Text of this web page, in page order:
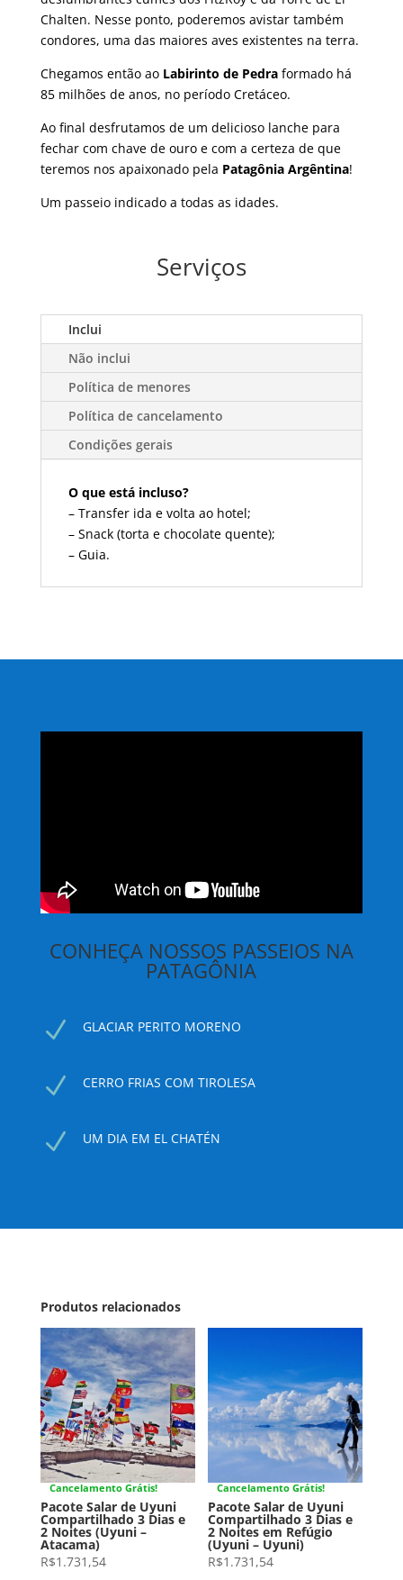
Chalten. Nesse ponto, poderemos avistar também
condores, uma das maiores aves existentes na terra.
Chegamos então ao Labirinto de Pedraformado há
85 milhões de anos, no período Cretáceo.
Ao final desfrutamos de um delicioso lanche para
fechar com chave de ouro e com a certeza de que
teremos nos apaixonado pela Patagônia Argêntina!
Um passeio indicado a todas as idades.
Serviços
Inclui
Não inclui
Política de menores
Política de cancelamento
Condições gerais
O que está incluso?
– Transfer ida e volta ao hotel;
– Snack (torta e chocolate quente);
– Guia.
CONHEÇA NOSSOS PASSEIOS NA
PATAGÔNIA
N GLACIAR PERITO MORENO
N CERRO FRIAS COM TIROLESA
N UM DIA EM EL CHATÉN
Produtos relacionados
Cancelamento Grátis!
Pacote Salar de Uyuni
Compartilhado 3 Dias e
2 Noites (Uyuni –
Atacama)
R$1.731,54
Cancelamento Grátis!
Pacote Salar de Uyuni
Compartilhado 3 Dias e
2 Noites em Refúgio
(Uyuni – Uyuni)
R$1.731,54